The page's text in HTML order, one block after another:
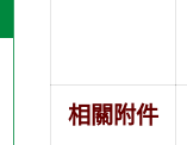
相關附件